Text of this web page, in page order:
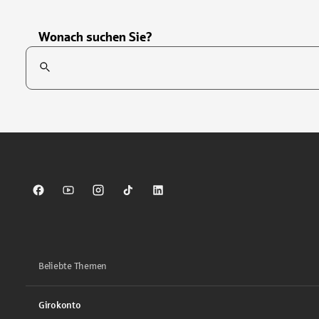
Wonach suchen Sie?
Suchfeld
Sparkasse auf Facebook
Sparkasse auf Youtube
Sparkasse auf Instagram
Sparkasse auf TikTok
Sparkasse auf LinkedIn
Beliebte Themen
Girokonto